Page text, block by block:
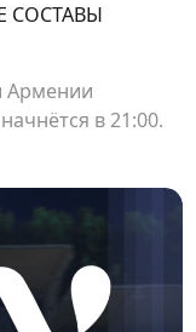
СОСТАВЫ
Армении
в 21:00.